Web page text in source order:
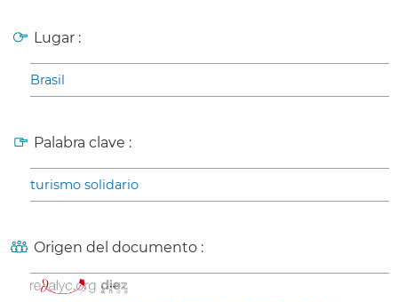
Lugar :
Brasil
Palabra clave :
turismo solidario
Origen del documento :